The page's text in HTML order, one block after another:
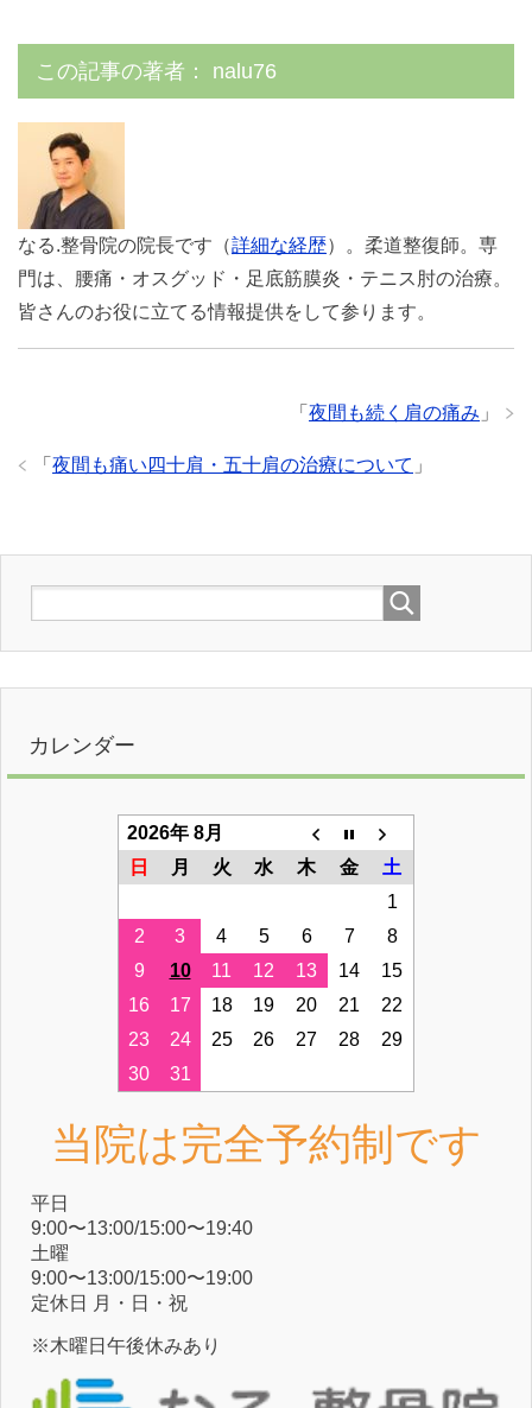
この記事の著者： nalu76
なる.整骨院の院長です（詳細な経歴）。柔道整復師。専
門は、腰痛・オスグッド・足底筋膜炎・テニス肘の治療。
皆さんのお役に立てる情報提供をして参ります。
「 夜間も続く肩の痛み 」
「 夜間も痛い四十肩・五十肩の治療について 」
カレンダー
2026年 8月
日
月 火 水 木 金
土
1
2
3 4 5 6 7
8
9
10 11 12 13 14
15
16
17 18 19 20 21
22
23
24 25 26 27 28
29
30
31
当院は完全予約制です
平⽇
9:00〜13:00/15:00〜19:40
⼟曜
9:00〜13:00/15:00〜19:00
定休⽇ ⽉・⽇・祝
※木曜日午後休みあり